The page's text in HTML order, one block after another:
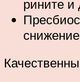
рините и